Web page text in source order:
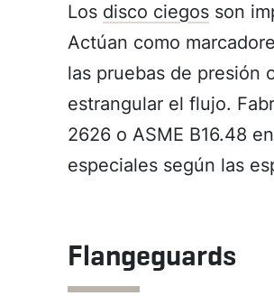
Los disco ciegos son
Actúan como
las pruebas de presión
estrangular el flujo.
2626 o ASME B16.48
especiales según las
Flangeguards